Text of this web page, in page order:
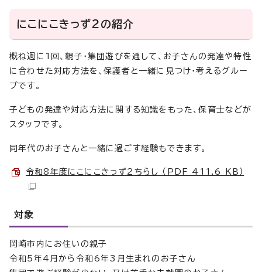
にこにこきっず2の紹介
概ね週に1回、親子・集団遊びを通して、お子さんの発達や特性
に合わせた対応方法を、保護者と一緒に見つけ・考えるグルー
プです。
子どもの発達や対応方法に関する知識をもった、保育士などが
スタッフです。
同年代のお子さんと一緒に過ごす経験もできます。
令和8年度にこにこきっず2ちらし （PDF 411.6 KB）
対象
岡崎市内にお住いの親子
令和5年4月から令和6年3月生まれのお子さん